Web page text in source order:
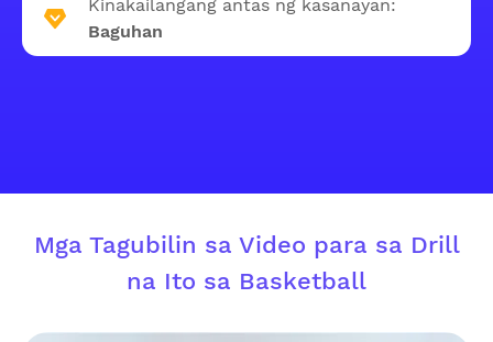
Kinakailangang antas ng kasanayan:
Baguhan
Mga Tagubilin sa Video para sa Drill
na Ito sa Basketball